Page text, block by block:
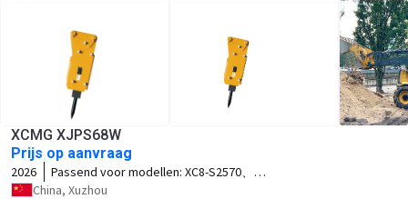
XCMG XJPS68W
Prijs op aanvraag
2026 Passend voor modellen: XC8-S2570、
XC8-C2570、XC8-S3570、XC8-S3580
China, Xuzhou